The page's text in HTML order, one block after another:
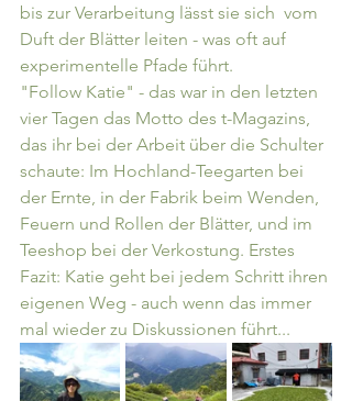
bis zur Verarbeitung lässt sie sich  vom
Duft der Blätter leiten - was oft auf
experimentelle Pfade führt.
"Follow Katie" - das war in den letzten
vier Tagen das Motto des t-Magazins,
das ihr bei der Arbeit über die Schulter
schaute: Im Hochland-Teegarten bei
der Ernte, in der Fabrik beim Wenden,
Feuern und Rollen der Blätter, und im
Teeshop bei der Verkostung. Erstes
Fazit: Katie geht bei jedem Schritt ihren
eigenen Weg - auch wenn das immer
mal wieder zu Diskussionen führt...